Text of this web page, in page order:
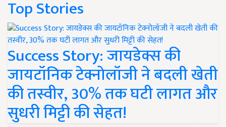
Top Stories
Success Story: जायडेक्स की
जायटॉनिक टेक्नोलॉजी ने बदली खेती
की तस्वीर, 30% तक घटी लागत और
सुधरी मिट्टी की सेहत!